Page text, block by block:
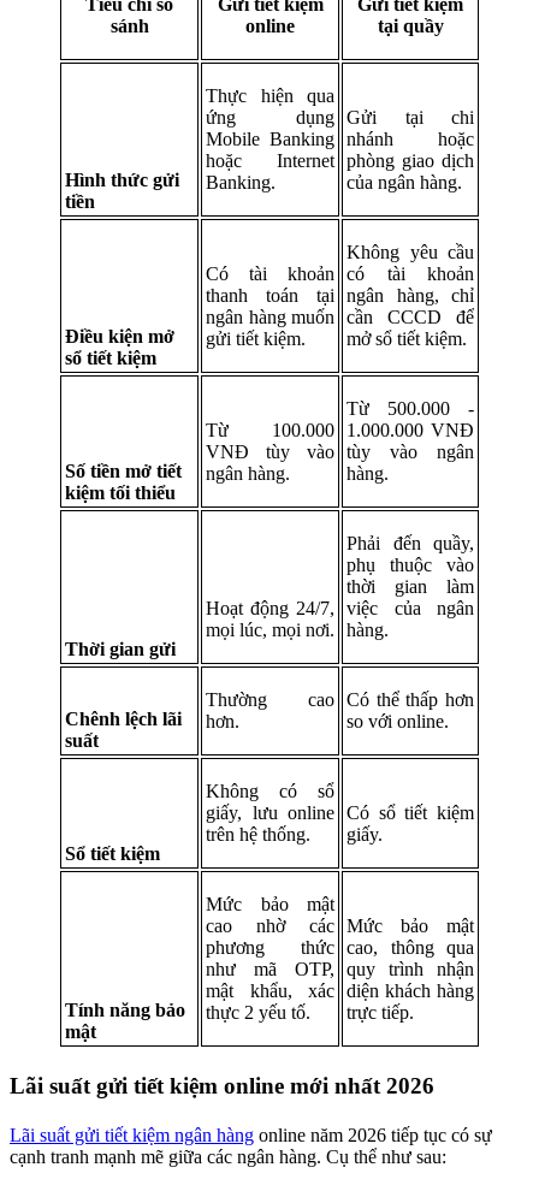
sánh
online
tại quầy
Hình thức gửi
tiền
Thực hiện qua
ứng dụng
Mobile Banking
hoặc Internet
Banking.
Gửi tại chi
nhánh hoặc
phòng giao dịch
của ngân hàng.
Điều kiện mở
sổ tiết kiệm
Có tài khoản
thanh toán tại
ngân hàng muốn
gửi tiết kiệm.
Không yêu cầu
có tài khoản
ngân hàng, chỉ
cần CCCD để
mở sổ tiết kiệm.
Số tiền mở tiết
kiệm tối thiểu
Từ 100.000
VNĐ tùy vào
ngân hàng.
Từ 500.000 -
1.000.000 VNĐ
tùy vào ngân
hàng.
Thời gian gửi
Hoạt động 24/7,
mọi lúc, mọi nơi.
Phải đến quầy,
phụ thuộc vào
thời gian làm
việc của ngân
hàng.
Chênh lệch lãi
suất
Thường cao
hơn.
Có thể thấp hơn
so với online.
Sổ tiết kiệm
Không có sổ
giấy, lưu online
trên hệ thống.
Có sổ tiết kiệm
giấy.
Tính năng bảo
mật
Mức bảo mật
cao nhờ các
phương thức
như mã OTP,
mật khẩu, xác
thực 2 yếu tố.
Mức bảo mật
cao, thông qua
quy trình nhận
diện khách hàng
trực tiếp.
Lãi suất gửi tiết kiệm online mới nhất 2026
Lãi suất gửi tiết kiệm ngân hàng online năm 2026 tiếp tục có sự
cạnh tranh mạnh mẽ giữa các ngân hàng. Cụ thể như sau: